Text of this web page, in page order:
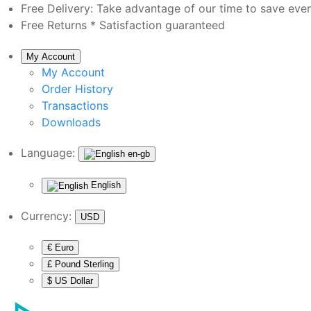
Free Delivery: Take advantage of our time to save
Free Returns * Satisfaction guaranteed
My Account
My Account
Order History
Transactions
Downloads
Language: en-gb
English
Currency: USD
€ Euro
£ Pound Sterling
$ US Dollar